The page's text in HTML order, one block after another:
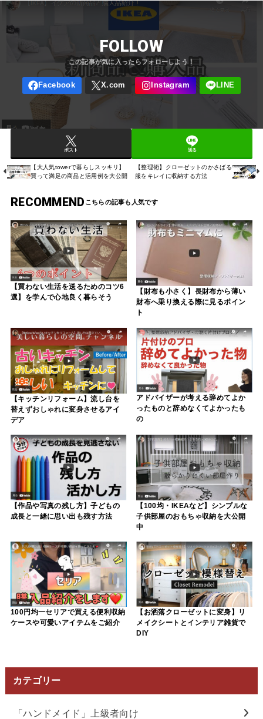
FOLLOW
ポスト 送る
【大人気towerで暮らしスッキリ】
買って満足の商品と活用例を大公開
【整理術】クローゼットのかさばる
服をキレイに収納する方法
RECOMMEND
【買わない生活を送るためのコツ6
選】を学んで心地良く暮らそう
【財布も小さく】長財布から薄い
財布へ乗り換える際に見るポイン
ト
【キッチンリフォーム】流し台を
替えずおしゃれに変身させるアイ
デア
アドバイザーが考える辞めてよか
ったものと辞めなくてよかったも
の
【作品や写真の残し方】子どもの
成長と一緒に思い出も残す方法
【100均・IKEAなど】シンプルな
子供部屋のおもちゃ収納を大公開
中
100円均一セリアで買える便利収納
ケースや可愛いアイテムをご紹介
【お洒落クローゼットに変身】リ
メイクシートとインテリア雑貨で
DIY
カテゴリー
「ハンドメイド」上級者向け